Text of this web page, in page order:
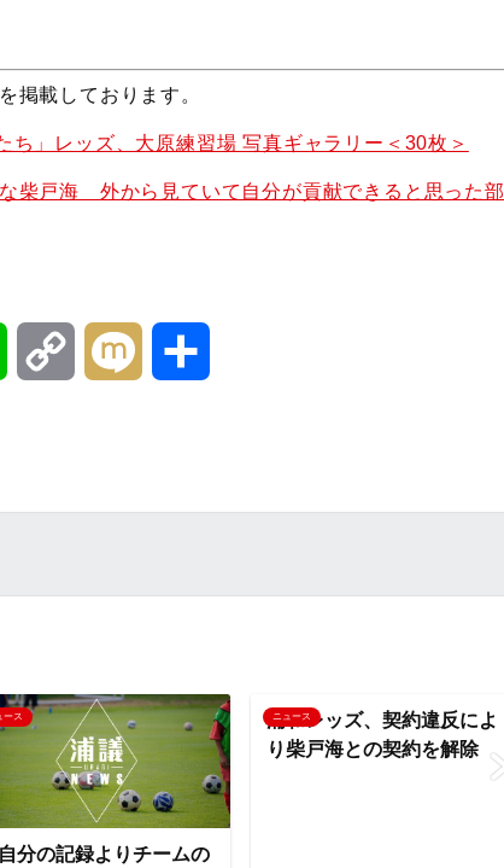
掲載しております。
ち」レッズ、大原練習場 写真ギャラリー＜30枚＞
柴戸海 外から見ていて自分が貢献できると思った部
n
k
ース
自分の記録よりチームの
ニュース
浦和レッズ、契約違反によ
り柴戸海との契約を解除